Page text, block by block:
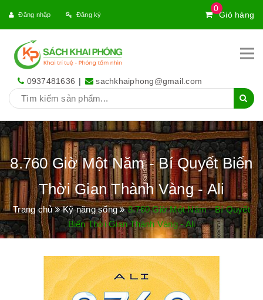
0
Giỏ hàng
Đăng nhập Đăng ký
0937481636 | sachkhaiphong@gmail.com
8.760 Giờ Một Năm - Bí Quyết Biến
Thời Gian Thành Vàng - Ali
Trang chủ Kỹ năng sống
8.760 Giờ Một Năm - Bí Quyết
Biến Thời Gian Thành Vàng - Ali